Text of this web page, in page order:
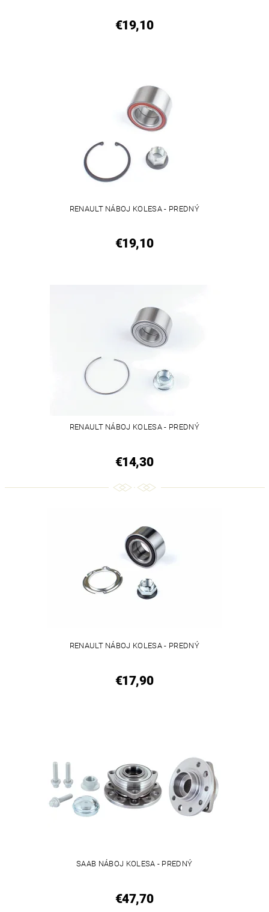
€19,10
RENAULT NÁBOJ KOLESA - PREDNÝ
€19,10
RENAULT NÁBOJ KOLESA - PREDNÝ
€14,30
RENAULT NÁBOJ KOLESA - PREDNÝ
€17,90
SAAB NÁBOJ KOLESA - PREDNÝ
€47,70